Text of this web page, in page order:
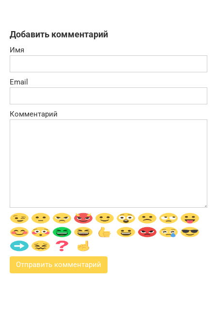
Добавить комментарий
Имя
Email
Комментарий